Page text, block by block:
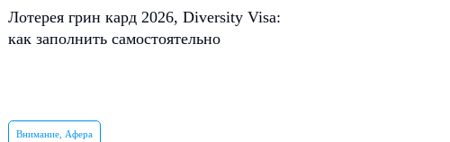
Лотерея грин кард 2026, Diversity Visa:
как заполнить самостоятельно
Внимание, Афера